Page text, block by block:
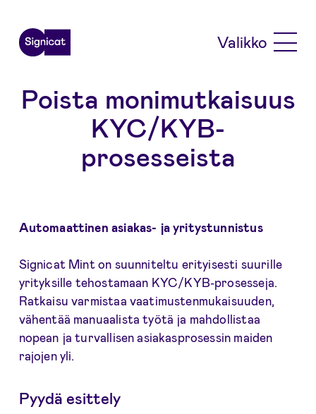
Valikko
Poista monimutkaisuus
KYC/KYB-
prosesseista
Automaattinen asiakas- ja yritystunnistus
Signicat Mint on suunniteltu erityisesti suurille
yrityksille tehostamaan KYC/KYB-prosesseja.
Ratkaisu varmistaa vaatimustenmukaisuuden,
vähentää manuaalista työtä ja mahdollistaa
nopean ja turvallisen asiakasprosessin maiden
rajojen yli.
Pyydä esittely